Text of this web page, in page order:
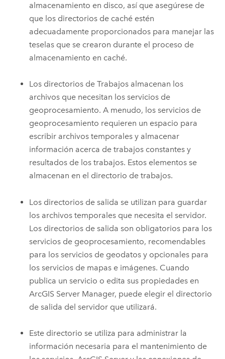
almacenamiento en disco, así que asegúrese de
que los directorios de caché estén
adecuadamente proporcionados para manejar las
teselas que se crearon durante el proceso de
almacenamiento en caché.
Los directorios de Trabajos almacenan los
archivos que necesitan los servicios de
geoprocesamiento. A menudo, los servicios de
geoprocesamiento requieren un espacio para
escribir archivos temporales y almacenar
información acerca de trabajos constantes y
resultados de los trabajos. Estos elementos se
almacenan en el directorio de trabajos.
Los directorios de salida se utilizan para guardar
los archivos temporales que necesita el servidor.
Los directorios de salida son obligatorios para los
servicios de geoprocesamiento, recomendables
para los servicios de geodatos y opcionales para
los servicios de mapas e imágenes. Cuando
publica un servicio o edita sus propiedades en
ArcGIS Server Manager, puede elegir el directorio
de salida del servidor que utilizará.
Este directorio se utiliza para administrar la
información necesaria para el mantenimiento de